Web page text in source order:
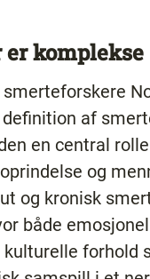
er komplekse
smerteforskere
af
en central
og
og kronisk
både
kulturelle forhold